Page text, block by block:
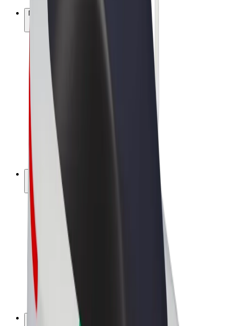
Προϊόντα
Διαδρομές
Σκούτερς
Αγορά Bolt
Bolt Food
Bolt Drive
Bolt for Business
Ηλεκτρικά ποδήλατα
Bolt Plus
Κερδίστε με Bolt
Οδηγοί
Απολαβές οδηγών
Διανομείς
Απολαβές διανομέων
Bolt Εμπόρους Τροφίμων
Franchises
Εταιρεία